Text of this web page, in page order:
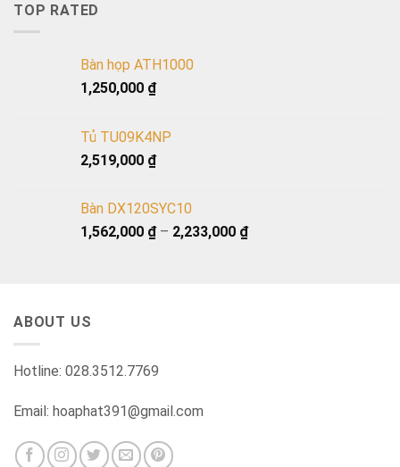
TOP RATED
Bàn họp ATH1000
1,250,000 ₫
Tủ TU09K4NP
2,519,000 ₫
Bàn DX120SYC10
1,562,000 ₫– 2,233,000 ₫
ABOUT US
Hotline: 028.3512.7769
Email: hoaphat391@gmail.com